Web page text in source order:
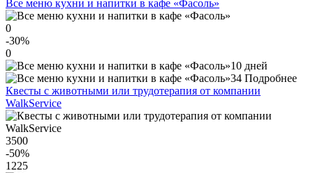
Все меню кухни и напитки в кафе «Фасоль»
0
-30%
0
10 дней
34 Подробнее
Квесты с животными или трудотерапия от компании
WalkService
3500
-50%
1225